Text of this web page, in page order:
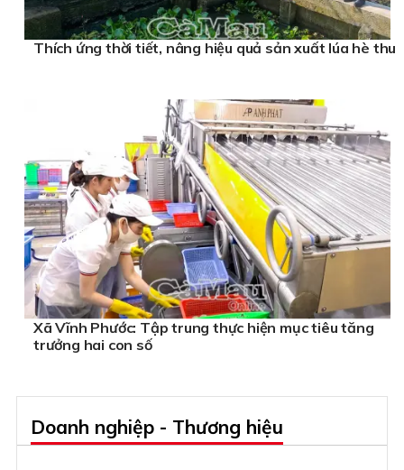
Thích ứng thời tiết, nâng hiệu quả sản xuất lúa hè thu
Xã Vĩnh Phước: Tập trung thực hiện mục tiêu tăng
trưởng hai con số
Doanh nghiệp - Thương hiệu